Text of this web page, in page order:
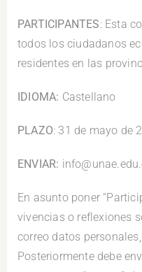
PARTICIPANTES: Esta
todos los ciudadanos
residentes en las
IDIOMA: Castellano
PLAZO: 31 de mayo de
ENVIAR:
En asunto poner
vivencias o reflexiones
correo datos
Posteriormente debe